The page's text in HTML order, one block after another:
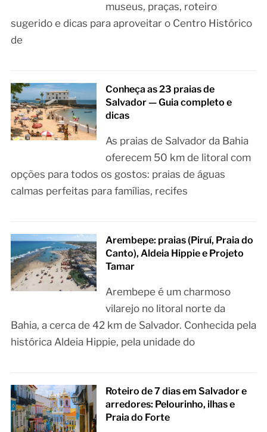
museus, praças, roteiro
sugerido e dicas para aproveitar o Centro Histórico
de
Conheça as 23 praias de
Salvador — Guia completo e
dicas
As praias de Salvador da Bahia
oferecem 50 km de litoral com
opções para todos os gostos: praias de águas
calmas perfeitas para famílias, recifes
Arembepe: praias (Piruí, Praia do
Canto), Aldeia Hippie e Projeto
Tamar
Arembepe é um charmoso
vilarejo no litoral norte da
Bahia, a cerca de 42 km de Salvador. Conhecida pela
histórica Aldeia Hippie, pela unidade do
Roteiro de 7 dias em Salvador e
arredores: Pelourinho, ilhas e
Praia do Forte